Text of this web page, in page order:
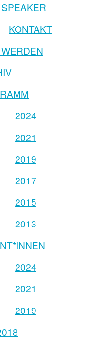
SPEAKER
KONTAKT
2024
2021
2019
2017
2015
2013
2024
2021
2019